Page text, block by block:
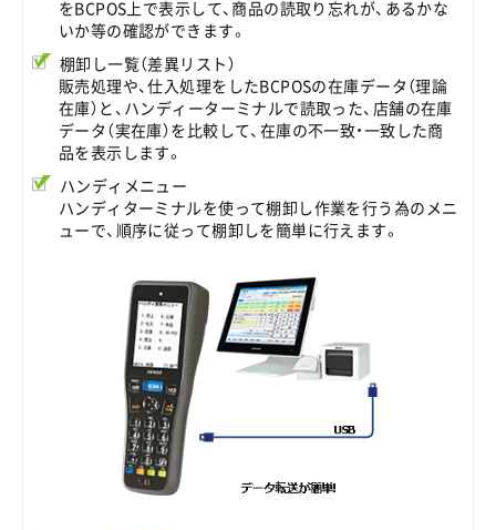
をBCPOS上で表示して、商品の読取り忘れが、あるかな
いか等の確認ができます。
棚卸し一覧（差異リスト）
販売処理や、仕入処理をしたBCPOSの在庫データ（理論
在庫）と、ハンディーターミナルで読取った、店舗の在庫
データ（実在庫）を比較して、在庫の不一致・一致した商
品を表示します。
ハンディメニュー
ハンディターミナルを使って棚卸し作業を行う為のメニ
ューで、順序に従って棚卸しを簡単に行えます。